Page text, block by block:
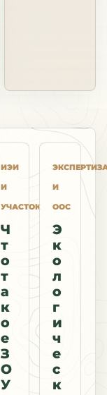
ИЭИ
И
УЧАСТОК
Ч
т
о
т
а
к
о
е
З
О
У
И
ООС
Э
к
о
л
о
г
и
ч
е
с
к